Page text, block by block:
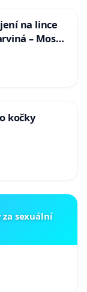
na lince
– Mosty
kočky
sexuální